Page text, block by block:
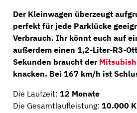
Der Kleinwagen überzeugt
perfekt für jede Parklücke
Verbrauch. Ihr könnt euch auf
außerdem einen 1,2-Liter-R3-
Sekunden braucht der
knacken. Bei 167 km/h ist
Die Laufzeit: 12 Monate
Die Gesamtlaufleistung: 10.000